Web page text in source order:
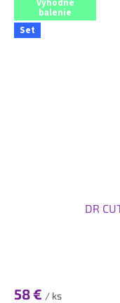
Výhodné
balenie
Set
DR
58 € / ks